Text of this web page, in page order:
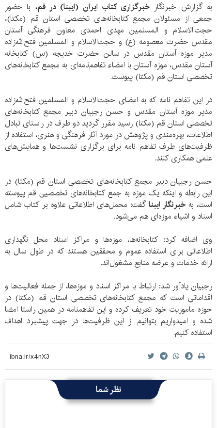
به گزارش خبرنگار خبرگزاری کتاب ایران (ایبنا) در قم، با حضور
جمعی از مسئولان مجمع کتابخانه‌های تخصصی استان قم (مکتا)،
حجت‌االاسلام و المسلمین مهدی احمدی معاون فرهنگی آستان
مقدس حضرت معصومه (ع) و حجت‌الاسلام و المسلمین فتح‌الله‌زاده
مدیر موزه آستان مقدس در سالن حضرت خدیجه (س) کتابخانه
آستان مقدس، موزه آستان با امضاء تفاهم‌نامه‌ای به مجمع کتابخانه‌های
تخصصی استان قم (مکتا) پیوست.
در این تفاهم نامه که به امضای حجت‌الاسلام و المسلمین فتح‌الله‌زاده
مدیر موزه آستان مقدس و حسن رجبیان دبیر مجمع کتابخانه‌های
تخصصی استان قم (مکتا) رسید مقرر گردید دو طرف در راستای تبادل
اطلاعات، بهره‌مندی و پژوهش در مورد آثار فرهنگی و هنری، استفاده از
ظرفیت‌های طرف تفاهم نامه برای برگزاری نشست‌ها و همایش‌های
علمی همکاری کنند.
حسن رجبیان دبیر مجمع کتابخانه‌های تخصصی استان قم (مکتا) در
این رابطه و اینکه یک موزه به جمع کتابخانه‌های تخصصیی قم پیوسته
است، به خبرنگار ایبناگفت: محمل‌های اطلاعاتی علاوه بر کتاب شامل
اسناد و اشیاء موزه‌ای هم می‌شود.
وی اضافه کرد: کتابخانه‌ها، موزه‌ها و مراکز اسناد محل نگهداری
اطلاعاتی برای استفاده عموم و محققین هستند که در طول سال به
ارائه خدمات و عرضه منابع مشغول‌اند.
رجبیان یادآور شد: ارتباط با مراکز اسناد و موزه‌ها، از جمله فعالیت‌ها و
اقداماتی است که مجمع کتابخانه‌های تخصصی استان قم (مکتا) در
حوزه ماموریت خود تعریف کرده و این تفاهمنامه در همین راستا امضا
شده و امیدواریم بتوانیم از این ظرفیت‌ها در جهت پیشبرد اهداف
استفاده کنیم.
نظر شما